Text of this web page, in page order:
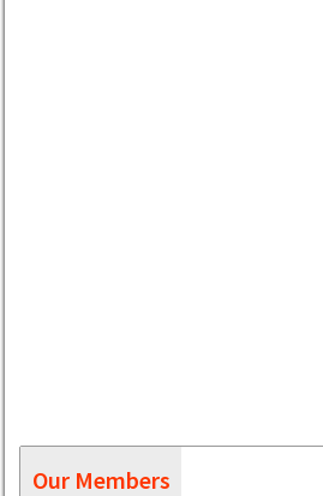
Our Members